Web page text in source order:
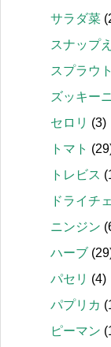
サラダ菜
スナップ
スプラウト
ズッキー
セロリ (3)
トマト
トレビス
ドライチ
ニンジン
ハーブ
パセリ (4)
パプリカ
ピーマン